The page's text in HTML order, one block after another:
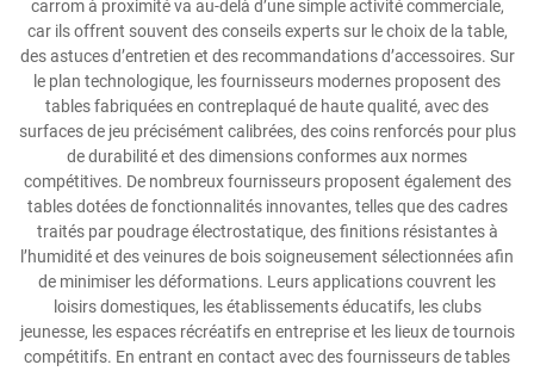
carrom à proximité va au-delà d’une simple activité commerciale,
car ils offrent souvent des conseils experts sur le choix de la table,
des astuces d’entretien et des recommandations d’accessoires. Sur
le plan technologique, les fournisseurs modernes proposent des
tables fabriquées en contreplaqué de haute qualité, avec des
surfaces de jeu précisément calibrées, des coins renforcés pour plus
de durabilité et des dimensions conformes aux normes
compétitives. De nombreux fournisseurs proposent également des
tables dotées de fonctionnalités innovantes, telles que des cadres
traités par poudrage électrostatique, des finitions résistantes à
l’humidité et des veinures de bois soigneusement sélectionnées afin
de minimiser les déformations. Leurs applications couvrent les
loisirs domestiques, les établissements éducatifs, les clubs
jeunesse, les espaces récréatifs en entreprise et les lieux de tournois
compétitifs. En entrant en contact avec des fournisseurs de tables